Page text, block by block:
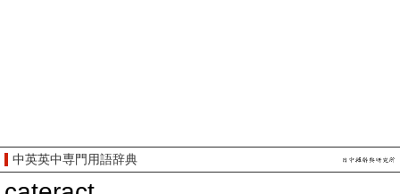
中英英中専門用語辞典